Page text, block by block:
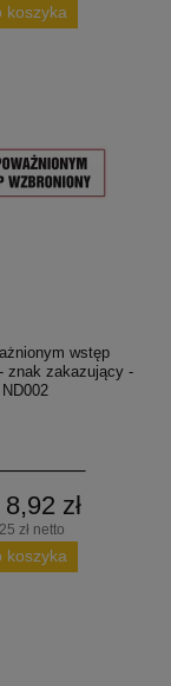
koszyka
wstęp
znak zakazujący -
ND002
zł
zł netto
koszyka